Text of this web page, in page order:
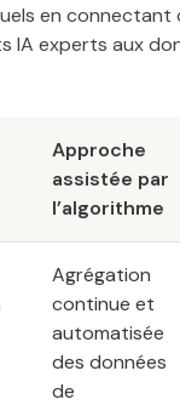
en connectant
IA experts aux
Approche
assistée par
l’algorithme
Agrégation
continue et
automatisée
des données
de